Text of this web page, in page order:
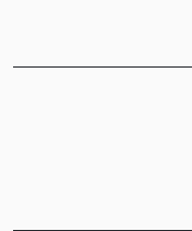
کرده اند. حمام و
برای سپری کردن